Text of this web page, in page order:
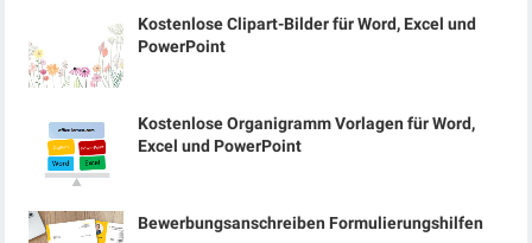
Kostenlose Clipart-Bilder für Word, Excel und
PowerPoint
Kostenlose Organigramm Vorlagen für Word,
Excel und PowerPoint
Bewerbungsanschreiben Formulierungshilfen